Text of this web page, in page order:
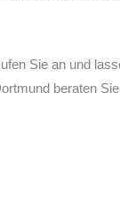
Sie an und
beraten